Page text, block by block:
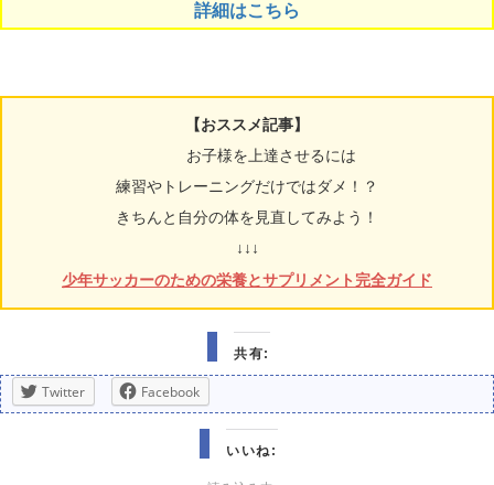
詳細はこちら
【おススメ記事】
お子様を上達させるには
練習やトレーニングだけではダメ！？
きちんと自分の体を見直してみよう！
↓↓↓
少年サッカーのための栄養とサプリメント完全ガイド
共有:
Twitter Facebook
いいね: